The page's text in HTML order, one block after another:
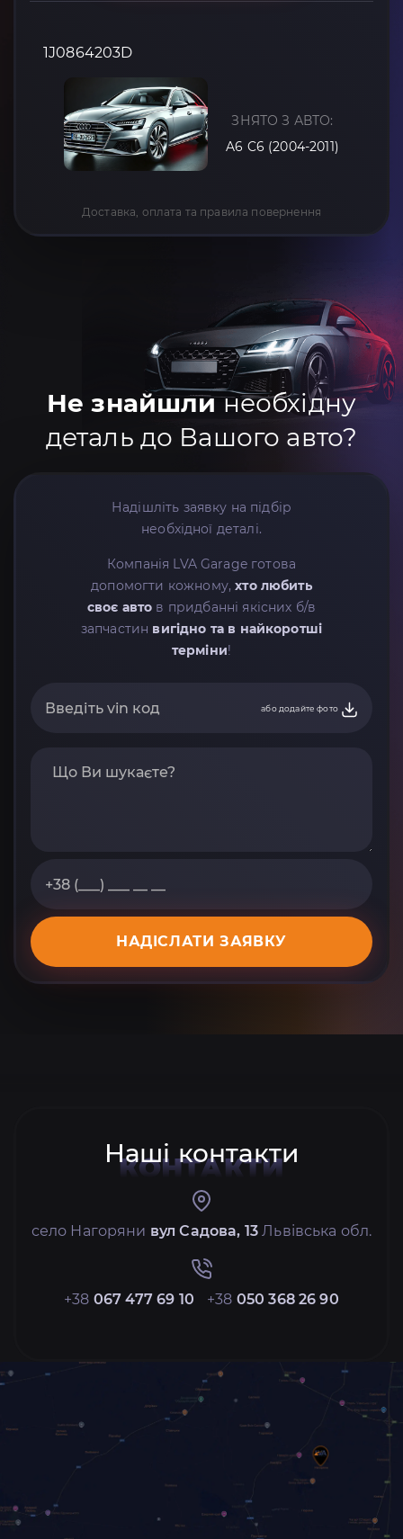
1J0864203D
ЗНЯТО З АВТО:
A6 C6 (2004-2011)
Доставка, оплата та правила повернення
Не знайшлинеобхідну
деталь до Вашого авто?
Надішліть заявку на підбір
необхідної деталі.
Компанія LVA Garage готова
допомогти кожному,хто любить
своє авто в придбанні якісних б/в
запчастин вигідно та в найкоротші
терміни!
або додайте фото
НАДІСЛАТИ ЗАЯВКУ
Наші контакти
КОНТАКТИ
село Нагоряни вул Садова, 13 Львівська обл.
+38 067 477 69 10 +38 050 368 26 90